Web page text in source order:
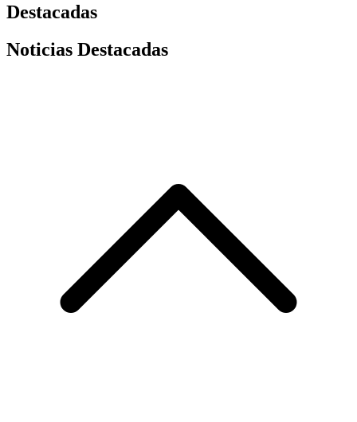
Destacadas
Noticias Destacadas